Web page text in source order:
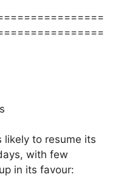
likely to resume its
with few
in its favour: